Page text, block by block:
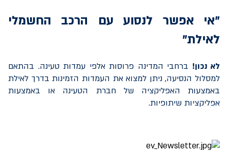
"אי אפשר לנסוע עם הרכב החשמלי
לאילת"
לא נכון! ברחבי המדינה פרוסות אלפי עמדות טעינה. בהתאם
למסלול הנסיעה, ניתן למצוא את העמדות הזמינות בדרך לאילת
באמצעות האפליקציה של חברת הטעינה או באמצעות
אפליקציות שיתופיות.